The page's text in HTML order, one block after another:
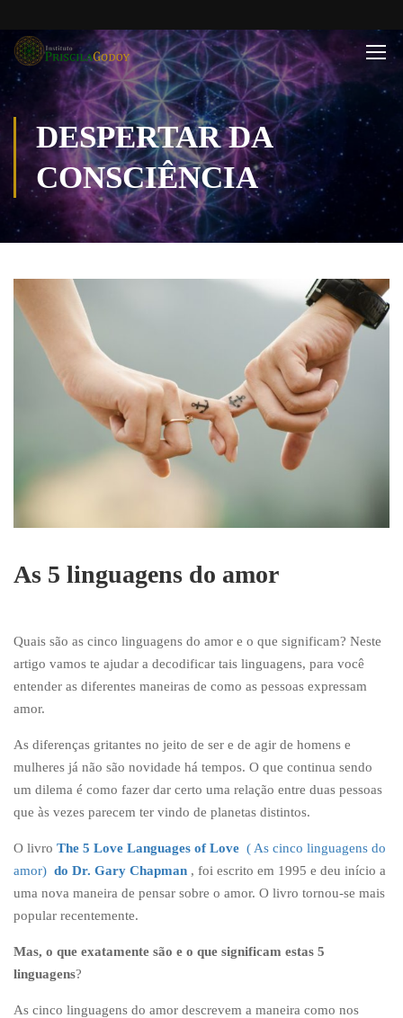
DESPERTAR DA
CONSCIÊNCIA
As 5 linguagens do amor
Quais são as cinco linguagens do amor e o que significam? Neste
artigo vamos te ajudar a decodificar tais linguagens, para você
entender as diferentes maneiras de como as pessoas expressam
amor.
As diferenças gritantes no jeito de ser e de agir de homens e
mulheres já não são novidade há tempos. O que continua sendo
um dilema é como fazer dar certo uma relação entre duas pessoas
que às vezes parecem ter vindo de planetas distintos.
O livro The 5 Love Languages of Love ( As cinco linguagens do
amor) do Dr. Gary Chapman , foi escrito em 1995 e deu início a
uma nova maneira de pensar sobre o amor. O livro tornou-se mais
popular recentemente.
Mas, o que exatamente são e o que significam estas 5
linguagens?
As cinco linguagens do amor descrevem a maneira como nos